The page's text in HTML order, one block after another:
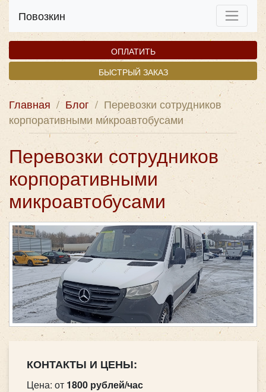
Повозкин
ОПЛАТИТЬ
БЫСТРЫЙ ЗАКАЗ
Главная / Блог / Перевозки сотрудников
корпоративными микроавтобусами
Перевозки сотрудников
корпоративными
микроавтобусами
КОНТАКТЫ И ЦЕНЫ:
Цена: от 1800 рублей/час